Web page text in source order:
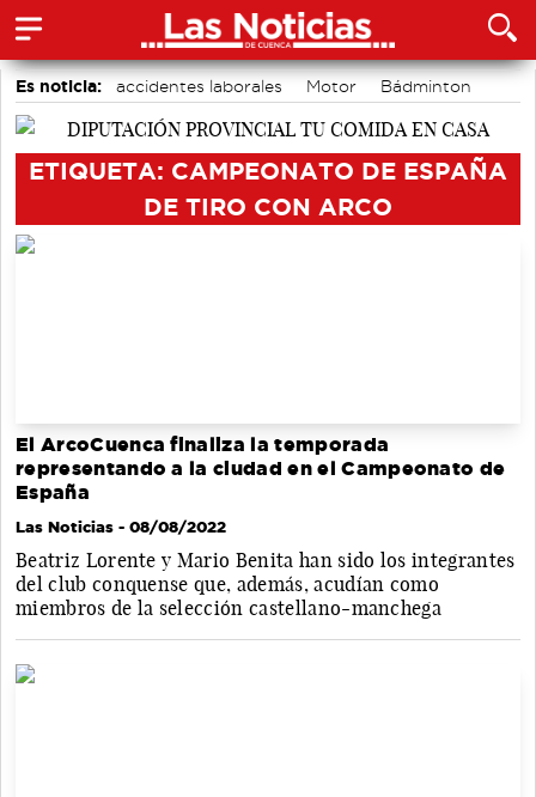
Es noticia: accidentes laborales Motor
Bádminton
Auditorio de Cuenca
ETIQUETA: CAMPEONATO DE ESPAÑA
DE TIRO CON ARCO
El ArcoCuenca finaliza la temporada
representando a la ciudad en el Campeonato de
España
Las Noticias - 08/08/2022
Beatriz Lorente y Mario Benita han sido los integrantes
del club conquense que, además, acudían como
miembros de la selección castellano-manchega